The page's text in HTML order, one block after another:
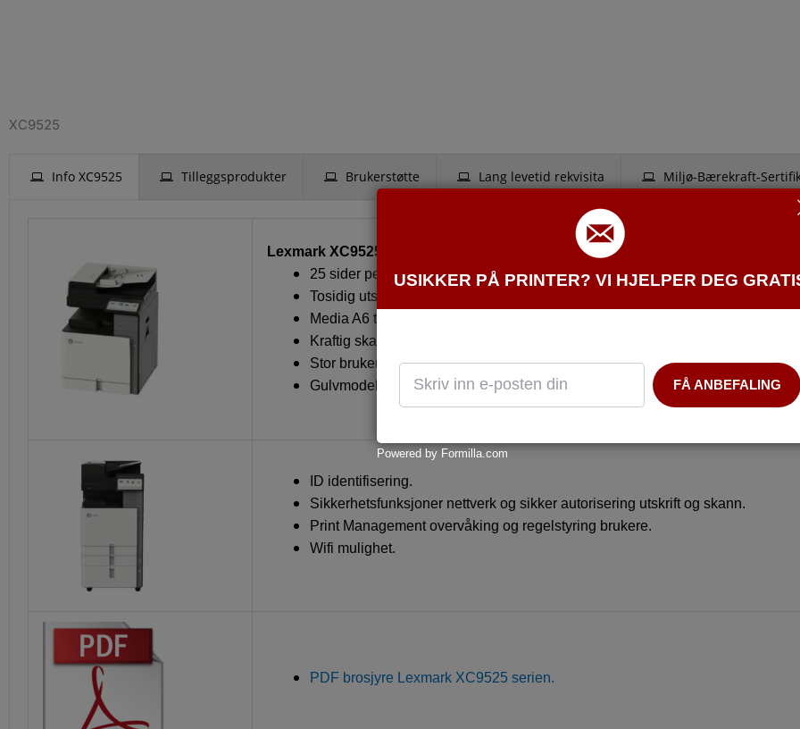
XC9525
Info XC9525 Tilleggsprodukter Brukerstøtte Lang levetid rekvisita Miljø-Bærekraft-
Lexmark XC9525
25 sider per minutt.
Tosidig utskrift.
Media A6 til A3/SRA3. Papir tykkelse 60 til 300gr.
Kraftig skanner opptil 150 sider per minutt. Tosidig skann.
Stor bruker display som er enkel å bruke.
Gulvmodell med 2 arkmagasiner a. 500 ark.
ID identifisering.
Sikkerhetsfunksjoner nettverk og sikker autorisering utskrift og skann.
Print Management overvåking og regelstyring brukere.
Wifi mulighet.
PDF brosjyre Lexmark XC9525 serien.
USIKKER PÅ PRINTER? VI HJELPER DEG
FÅ ANBEFALING
Powered by Formilla.com